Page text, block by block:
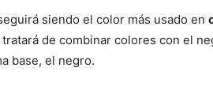
siendo el color más usado en
de combinar colores con el
base, el negro.